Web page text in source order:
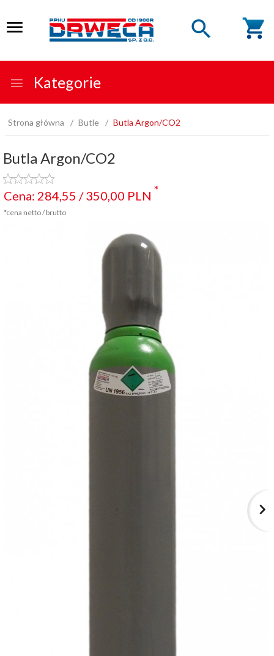
Kategorie
Strona główna Butle Butla Argon/CO2
Butla Argon/CO2
Cena: 284,55 /350,00 PLN *
*cena netto / brutto